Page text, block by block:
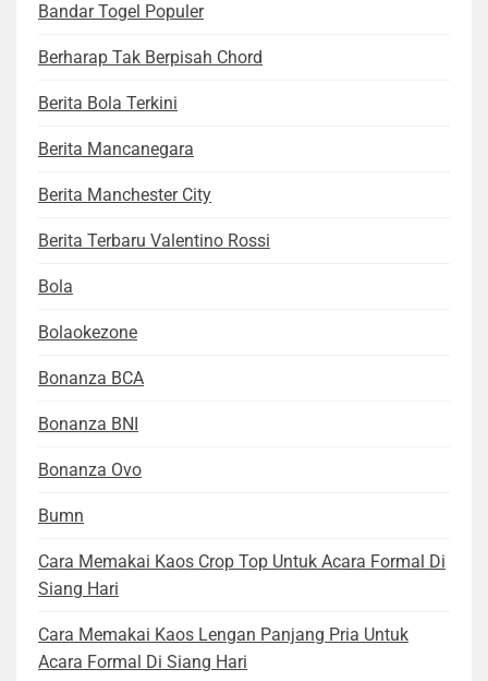
Bandar Togel Populer
Berharap Tak Berpisah Chord
Berita Bola Terkini
Berita Mancanegara
Berita Manchester City
Berita Terbaru Valentino Rossi
Bola
Bolaokezone
Bonanza BCA
Bonanza BNI
Bonanza Ovo
Bumn
Cara Memakai Kaos Crop Top Untuk Acara Formal Di
Siang Hari
Cara Memakai Kaos Lengan Panjang Pria Untuk
Acara Formal Di Siang Hari